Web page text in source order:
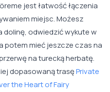
jest łatwość łączenia
miejsc. Możesz
dolinę, odwiedzić wykute w
potem mieć jeszcze czas na
na turecką herbatę.
dopasowaną trasęPrivate
the Heart of Fairy